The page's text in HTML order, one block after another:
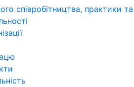
співробітництва, практики та